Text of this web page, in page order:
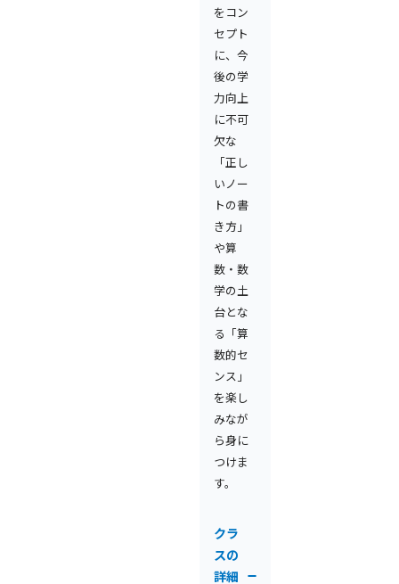
をコン
セプト
に、今
後の学
力向上
に不可
欠な
「正し
いノー
トの書
き方」
や算
数・数
学の土
台とな
る「算
数的セ
ンス」
を楽し
みなが
ら身に
つけま
す。
クラ
スの
詳細